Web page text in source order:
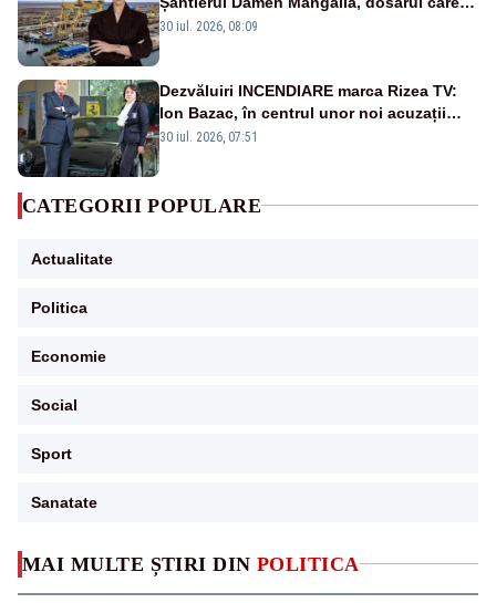
MAI MULTE ȘTIRI DIN POLITICA
scufundă apărarea României
30 iul. 2026, 08:09
Dezvăluiri INCENDIARE marca Rizea TV:
Ion Bazac, în centrul unor noi acuzații
publice
30 iul. 2026, 07:51
CATEGORII POPULARE
Actualitate
Politica
Economie
Social
Sport
Sanatate